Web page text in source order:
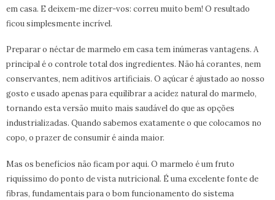
em casa. E deixem-me dizer-vos: correu muito bem! O resultado
ficou simplesmente incrível.
Preparar o néctar de marmelo em casa tem inúmeras vantagens. A
principal é o controle total dos ingredientes. Não há corantes, nem
conservantes, nem aditivos artificiais. O açúcar é ajustado ao nosso
gosto e usado apenas para equilibrar a acidez natural do marmelo,
tornando esta versão muito mais saudável do que as opções
industrializadas. Quando sabemos exatamente o que colocamos no
copo, o prazer de consumir é ainda maior.
Mas os benefícios não ficam por aqui. O marmelo é um fruto
riquíssimo do ponto de vista nutricional. É uma excelente fonte de
fibras, fundamentais para o bom funcionamento do sistema